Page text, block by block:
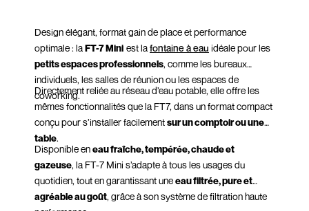
Design élégant, format gain de place et performance
optimale : laFT-7 Mini est lafontaine à eau idéale pour les
petits espaces professionnels, comme les bureaux
individuels, les salles de réunion ou les espaces de
coworking.
Directement reliée au réseau d’eau potable, elle offre les
mêmes fonctionnalités que la FT7, dans un format compact
conçu pour s’installer facilementsur un comptoir ou une
table.
Disponible eneau fraîche, tempérée, chaude et
gazeuse, la FT-7 Mini s’adapte à tous les usages du
quotidien, tout en garantissant uneeau filtrée, pure et
agréable au goût, grâce à son système de filtration haute